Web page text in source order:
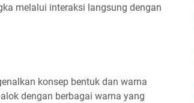
melalui interaksi langsung dengan
konsep bentuk dan warna
dengan berbagai warna yang